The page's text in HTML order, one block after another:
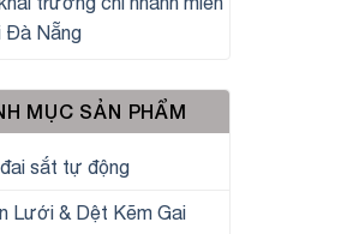
Đà Nẵng
MỤC SẢN PHẨM
sắt tự động
Lưới & Dệt Kẽm Gai